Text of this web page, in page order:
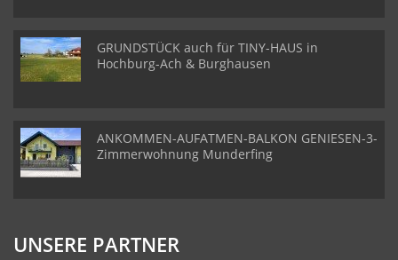
GRUNDSTÜCK auch für TINY-HAUS in
Hochburg-Ach & Burghausen
ANKOMMEN-AUFATMEN-BALKON GENIESEN-3-
Zimmerwohnung Munderfing
UNSERE PARTNER